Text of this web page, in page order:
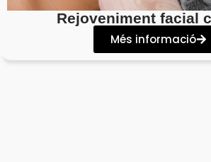
Rejoveniment facial
Més informació